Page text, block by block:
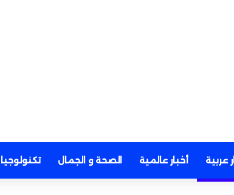
عربية أخبار عالمية الصحة و الجمال تكنولوجيا